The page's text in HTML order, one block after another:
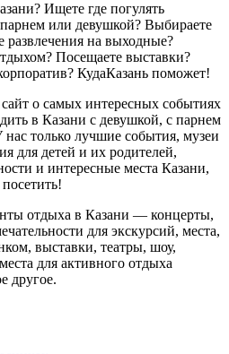
Ищете где погулять
парнем или девушкой? Выбираете
развлечения на выходные?
Посещаете выставки?
КудаКазань поможет!
о самых интересных событиях
в Казани с девушкой, с парнем
только лучшие события, музеи
для детей и их родителей,
и интересные места Казани,
отдыха в Казани — концерты,
для экскурсий, места,
выставки, театры, шоу,
для активного отдыха
другое.